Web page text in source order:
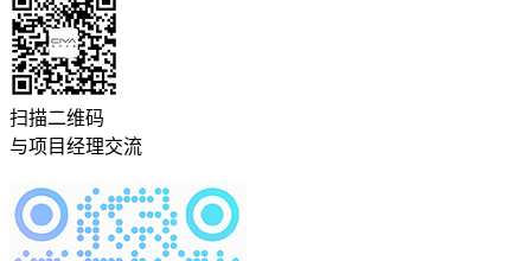
扫描二维码
与项目经理交流